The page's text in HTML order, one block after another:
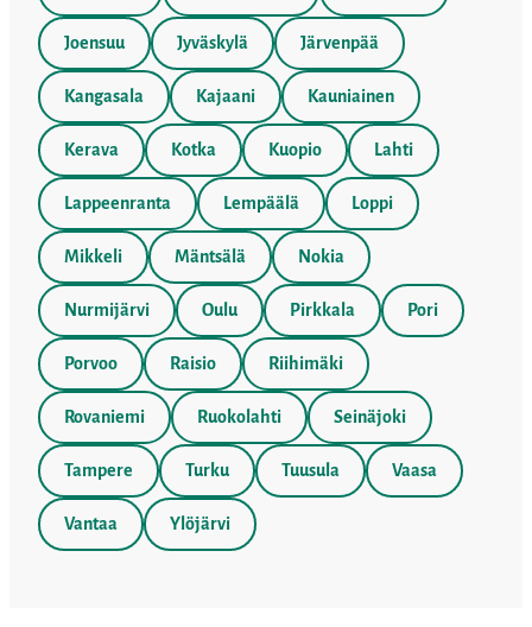
Joensuu Jyväskylä Järvenpää
Kangasala Kajaani Kauniainen
Kerava Kotka Kuopio Lahti
Lappeenranta Lempäälä Loppi
Mikkeli Mäntsälä Nokia
Nurmijärvi Oulu Pirkkala Pori
Porvoo Raisio Riihimäki
Rovaniemi Ruokolahti Seinäjoki
Tampere Turku Tuusula Vaasa
Vantaa Ylöjärvi